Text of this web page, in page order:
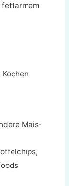
fettarmem
Mais-